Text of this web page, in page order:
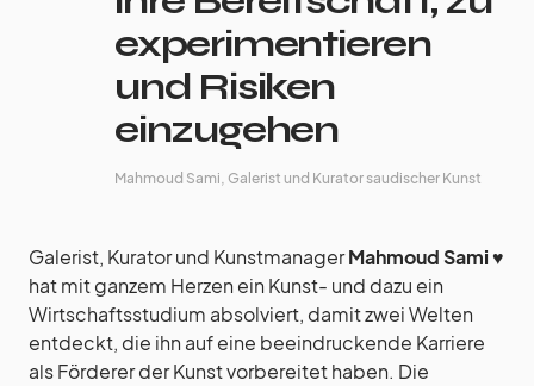
experimentieren
und Risiken
einzugehen
Mahmoud Sami, Galerist und Kurator saudischer Kunst
Galerist, Kurator und KunstmanagerMahmoud Sami♥︎
hat mit ganzem Herzen ein Kunst- und dazu ein
Wirtschaftsstudium absolviert, damit zwei Welten
entdeckt, die ihn auf eine beeindruckende Karriere
als Förderer der Kunst vorbereitet haben. Die